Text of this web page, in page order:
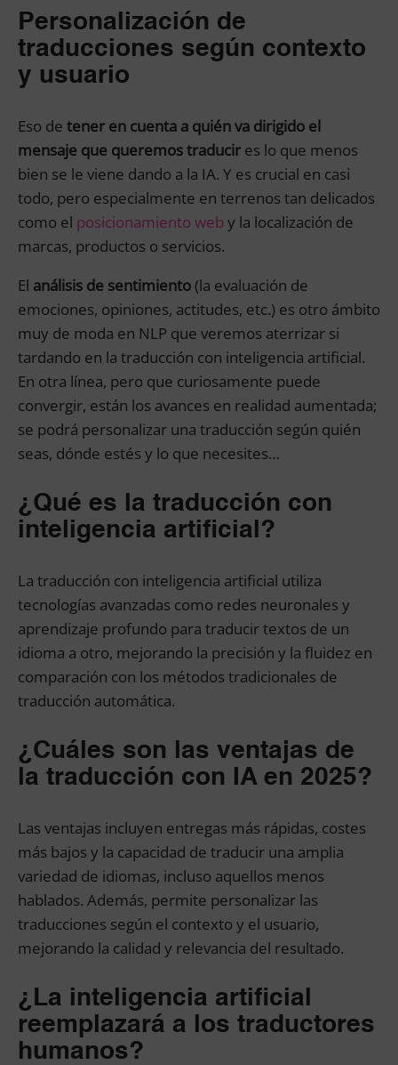
Personalización de
traducciones según contexto
y usuario
Eso de tener en cuenta a quién va dirigido el
mensaje que queremos traducir es lo que menos
bien se le viene dando a la IA. Y es crucial en casi
todo, pero especialmente en terrenos tan delicados
como el posicionamiento weby la localización de
marcas, productos o servicios.
El análisis de sentimiento (la evaluación de
emociones, opiniones, actitudes, etc.) es otro ámbito
muy de moda en NLP que veremos aterrizar si
tardando en la traducción con inteligencia artificial.
En otra línea, pero que curiosamente puede
convergir, están los avances en realidad aumentada;
se podrá personalizar una traducción según quién
seas, dónde estés y lo que necesites…
¿Qué es la traducción con
inteligencia artificial?
La traducción con inteligencia artificial utiliza
tecnologías avanzadas como redes neuronales y
aprendizaje profundo para traducir textos de un
idioma a otro, mejorando la precisión y la fluidez en
comparación con los métodos tradicionales de
traducción automática.
¿Cuáles son las ventajas de
la traducción con IA en 2025?
Las ventajas incluyen entregas más rápidas, costes
más bajos y la capacidad de traducir una amplia
variedad de idiomas, incluso aquellos menos
hablados. Además, permite personalizar las
traducciones según el contexto y el usuario,
mejorando la calidad y relevancia del resultado.
¿La inteligencia artificial
reemplazará a los traductores
humanos?